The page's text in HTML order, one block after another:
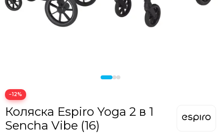
−12%
Коляска Espiro Yoga 2 в 1
Sencha Vibe (16)